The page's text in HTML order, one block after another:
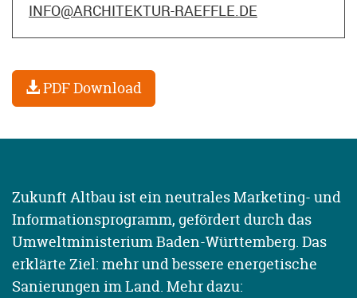
INFO@ARCHITEKTUR-RAEFFLE.DE
PDF Download
Zukunft Altbau ist ein neutrales Marketing- und
Informationsprogramm, gefördert durch das
Umweltministerium Baden-Württemberg. Das
erklärte Ziel: mehr und bessere energetische
Sanierungen im Land. Mehr dazu: